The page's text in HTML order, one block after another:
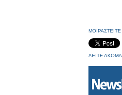
ΜΟΙΡΑΣΤΕΙΤΕ
ΔΕΙΤΕ ΑΚΟΜΑ